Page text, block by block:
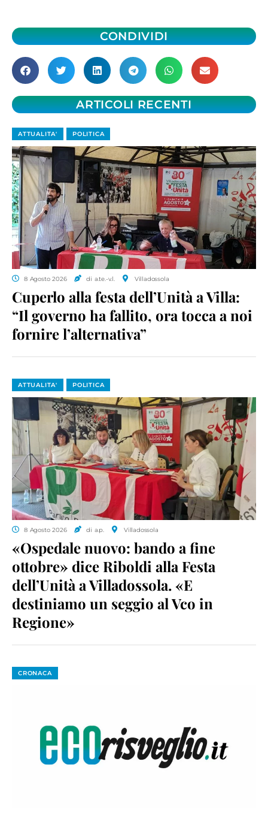
CONDIVIDI
ARTICOLI RECENTI
ATTUALITA' POLITICA
8 Agosto 2026 di a.te.-v.l. Villadossola
Cuperlo alla festa dell’Unità a Villa:
“Il governo ha fallito, ora tocca a noi
fornire l’alternativa”
ATTUALITA' POLITICA
8 Agosto 2026 di a.p. Villadossola
«Ospedale nuovo: bando a fine
ottobre» dice Riboldi alla Festa
dell’Unità a Villadossola. «E
destiniamo un seggio al Vco in
Regione»
CRONACA